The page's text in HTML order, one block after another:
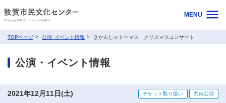
MENU
TOPページ 公演･イベント情報 きかんしゃトーマス クリスマスコンサート
公演・イベント情報
2021年12月11日(土) チケット取り扱い 共催公演